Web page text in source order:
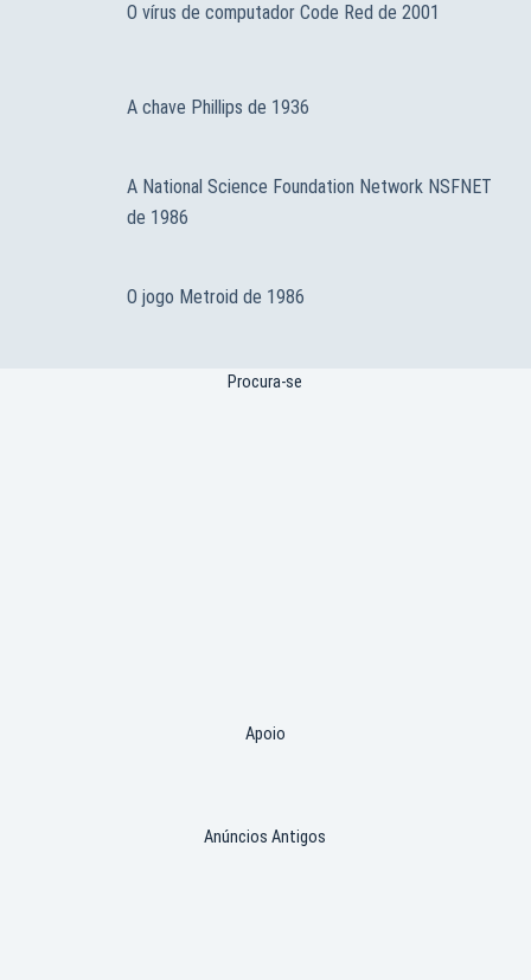
O vírus de computador Code Red de 2001
A chave Phillips de 1936
A National Science Foundation Network NSFNET
de 1986
O jogo Metroid de 1986
Procura-se
Apoio
Anúncios Antigos